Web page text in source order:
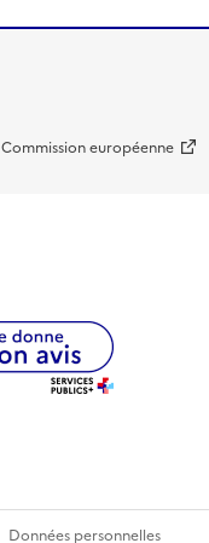
Commission européenne
Données personnelles